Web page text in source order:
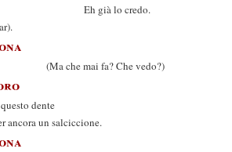
lo credo.
mai fa? Che vedo?)
dente
ancora un salciccione.